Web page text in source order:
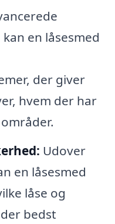
en låsesmed
der giver
hvem der har
Udover
en låsesmed
låse og
bedst